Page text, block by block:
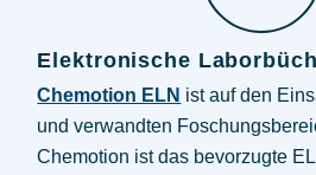
Elektronische
Chemotion ELN ist auf den
und verwandten
Chemotion ist das bevorzugte